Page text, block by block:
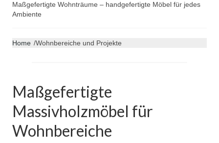
Maßgefertigte Wohnträume – handgefertigte Möbel für jedes
Ambiente
Home /Wohnbereiche und Projekte
Maßgefertigte
Massivholzmöbel für
Wohnbereiche